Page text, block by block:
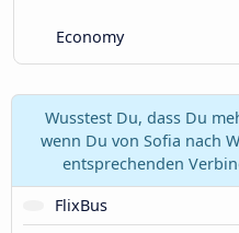
Economy
Wusstest Du, dass Du
wenn Du von Sofia nach
entsprechenden
FlixBus